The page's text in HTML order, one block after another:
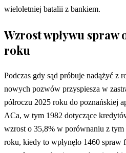
wieloletniej batalii z bankiem.
Wzrost wpływu spraw
roku
Podczas gdy sąd próbuje nadążyć z
nowych pozwów przyspiesza w
półroczu 2025 roku do poznańskiej
ACa, w tym 1982 dotyczące
wzrost o 35,8% w porównaniu z tym
roku, kiedy to wpłynęło 1460 spraw